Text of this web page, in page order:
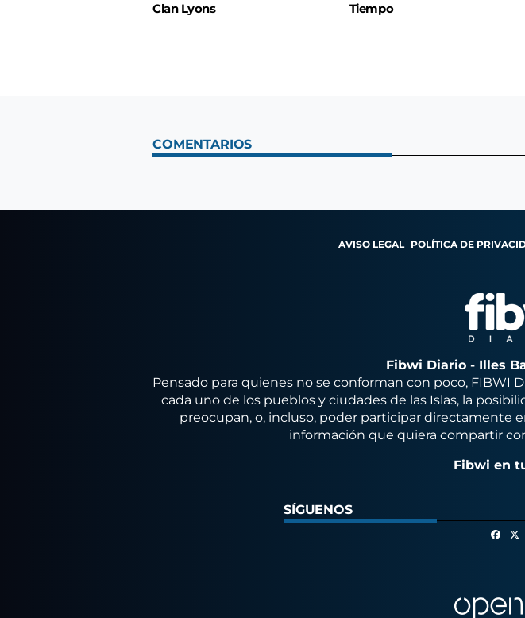
Clan Lyons Tiempo
COMENTARIOS
AVISO LEGAL POLÍTICA DE
Fibwi Diario - Illes
Pensado para quienes no se conforman con poco, FIBWI
cada uno de los pueblos y ciudades de las Islas, la
preocupan, o, incluso, poder participar directamente
información que quiera compartir
Fibwi en
SÍGUENOS